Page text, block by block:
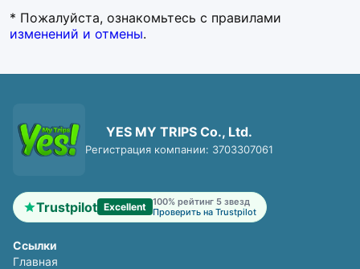
* Пожалуйста, ознакомьтесь с правилами
изменений и отмены.
YES MY TRIPS Co., Ltd.
Регистрация компании: 3703307061
Trustpilot Excellent 100% рейтинг 5 звезд
Проверить на Trustpilot
Ссылки
Главная